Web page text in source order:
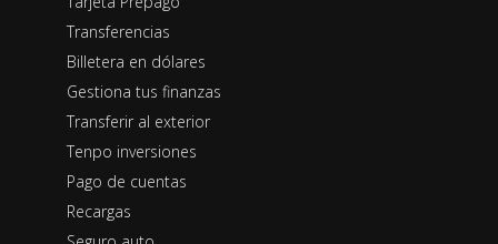
Transferencias
Billetera en dólares
Gestiona tus finanzas
Transferir al exterior
Tenpo inversiones
Pago de cuentas
Recargas